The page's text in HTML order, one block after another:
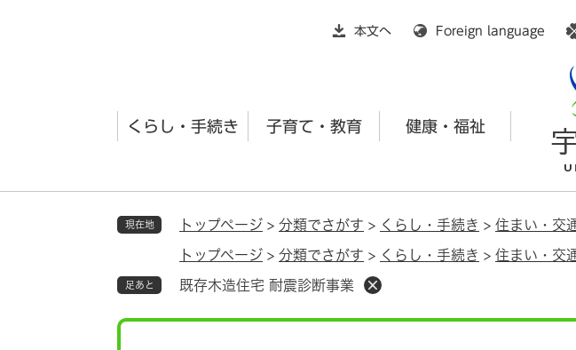
本文へ
Foreign language
くらし・手続き 子育て・教育 健康・福祉
現在地 トップページ > 分類でさがす > くらし・手続き > 住まい・交
トップページ > 分類でさがす > くらし・手続き > 住まい・交
足あと 既存木造住宅 耐震診断事業